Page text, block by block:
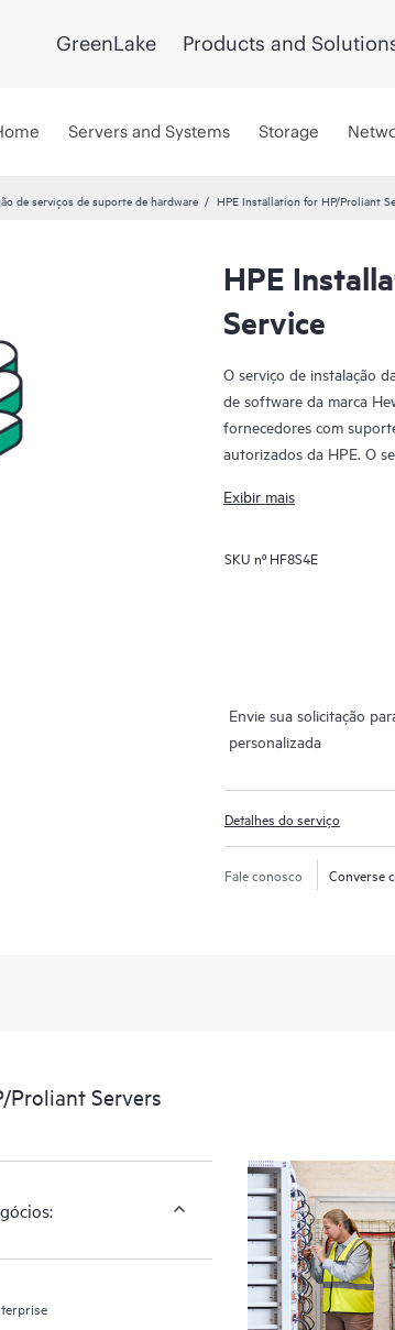
GreenLake Products and
Servers and Systems Storage
de serviços de suporte de hardware HPE Installation for HP/Proliant
HPE
Service
O serviço de instalação
de software da marca
fornecedores com
autorizados da HPE. O
saber que seus produtos
do fabricante.
Exibir mais
SKU nº HF8S4E
Envie sua solicitação
personalizada
Detalhes do serviço
Fale conosco Converse
Proliant Servers